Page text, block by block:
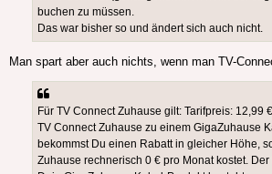
buchen zu müssen.
Das war bisher so und ändert sich auch nicht.
Man spart aber auch nichts, wenn man TV-
Für TV Connect Zuhause gilt: Tarifpreis: 12,99
TV Connect Zuhause zu einem GigaZuhause
bekommst Du einen Rabatt in gleicher Höhe,
Zuhause rechnerisch 0 € pro Monat kostet.